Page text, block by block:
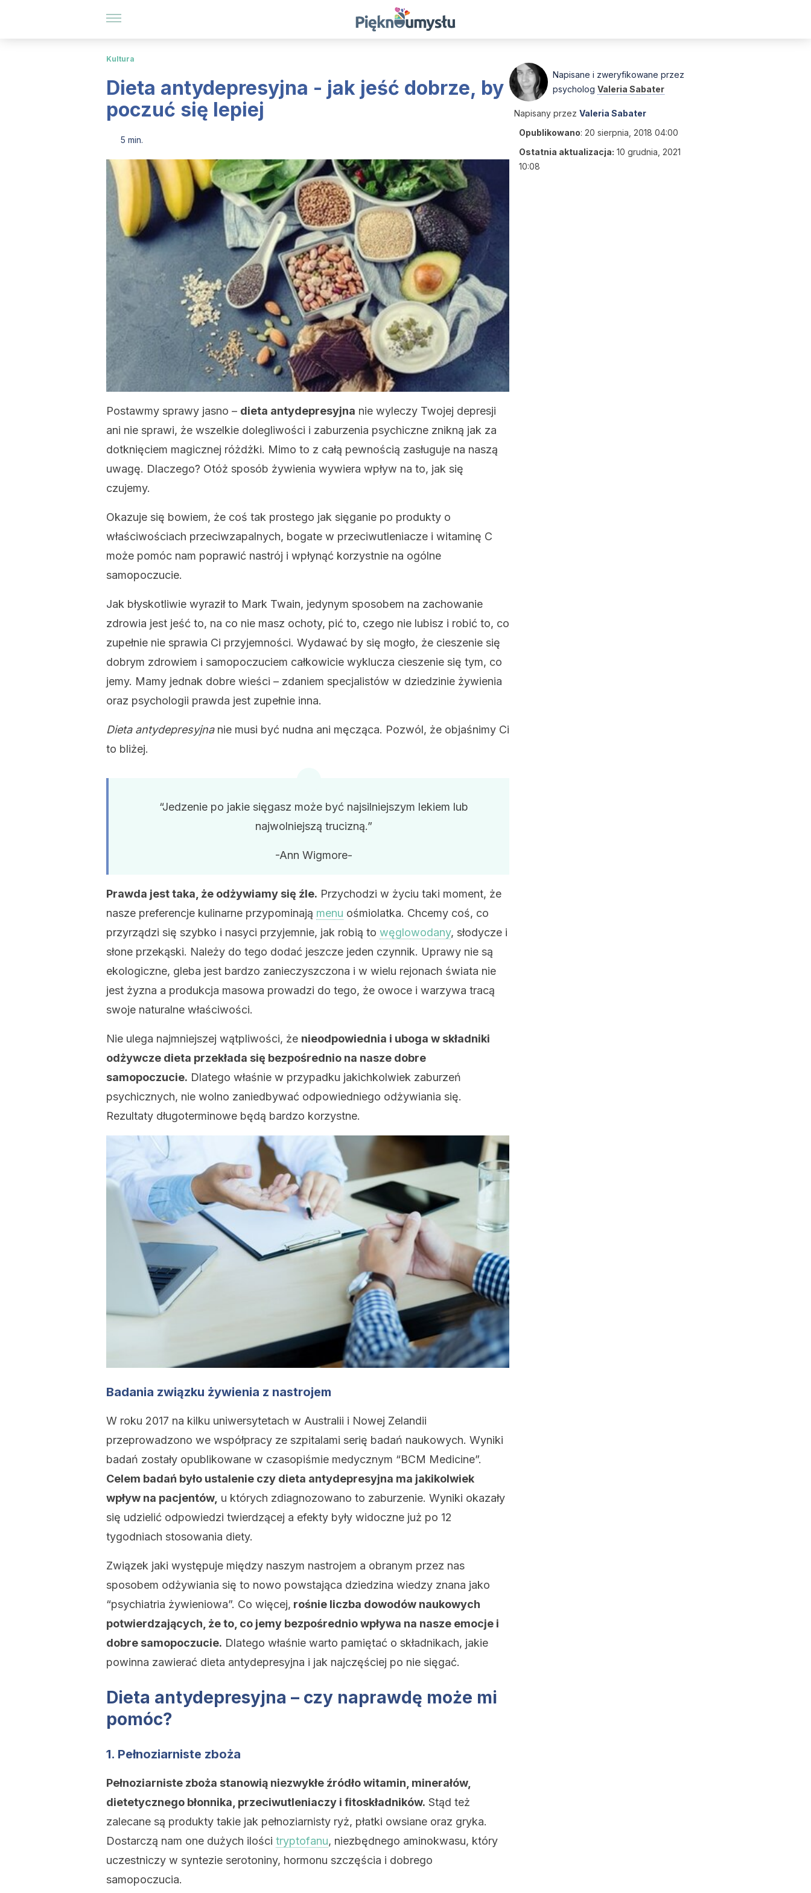
Kultura
Dieta antydepresyjna - jak jeść dobrze, by
poczuć się lepiej
5 min.
Postawmy sprawy jasno – dieta antydepresyjna nie wyleczy Twojej depresji
ani nie sprawi, że wszelkie dolegliwości i zaburzenia psychiczne znikną jak za
dotknięciem magicznej różdżki. Mimo to z całą pewnością zasługuje na naszą
uwagę. Dlaczego? Otóż sposób żywienia wywiera wpływ na to, jak się
czujemy.
Okazuje się bowiem, że coś tak prostego jak sięganie po produkty o
właściwościach przeciwzapalnych, bogate w przeciwutleniacze i witaminę C
może pomóc nam poprawić nastrój i wpłynąć korzystnie na ogólne
samopoczucie.
Jak błyskotliwie wyraził to Mark Twain, jedynym sposobem na zachowanie
zdrowia jest jeść to, na co nie masz ochoty, pić to, czego nie lubisz i robić to, co
zupełnie nie sprawia Ci przyjemności. Wydawać by się mogło, że cieszenie się
dobrym zdrowiem i samopoczuciem całkowicie wyklucza cieszenie się tym, co
jemy. Mamy jednak dobre wieści – zdaniem specjalistów w dziedzinie żywienia
oraz psychologii prawda jest zupełnie inna.
Dieta antydepresyjnanie musi być nudna ani męcząca. Pozwól, że objaśnimy Ci
to bliżej.
“Jedzenie po jakie sięgasz może być najsilniejszym lekiem lub
najwolniejszą trucizną.”
-Ann Wigmore-
Prawda jest taka, że odżywiamy się źle. Przychodzi w życiu taki moment, że
nasze preferencje kulinarne przypominają menu ośmiolatka. Chcemy coś, co
przyrządzi się szybko i nasyci przyjemnie, jak robią to węglowodany, słodycze i
słone przekąski. Należy do tego dodać jeszcze jeden czynnik. Uprawy nie są
ekologiczne, gleba jest bardzo zanieczyszczona i w wielu rejonach świata nie
jest żyzna a produkcja masowa prowadzi do tego, że owoce i warzywa tracą
swoje naturalne właściwości.
Nie ulega najmniejszej wątpliwości, że nieodpowiednia i uboga w składniki
odżywcze dieta przekłada się bezpośrednio na nasze dobre
samopoczucie. Dlatego właśnie w przypadku jakichkolwiek zaburzeń
psychicznych, nie wolno zaniedbywać odpowiedniego odżywiania się.
Rezultaty długoterminowe będą bardzo korzystne.
Badania związku żywienia z nastrojem
W roku 2017 na kilku uniwersytetach w Australii i Nowej Zelandii
przeprowadzono we współpracy ze szpitalami serię badań naukowych. Wyniki
badań zostały opublikowane w czasopiśmie medycznym “BCM Medicine”.
Celem badań było ustalenie czy dieta antydepresyjna ma jakikolwiek
wpływ na pacjentów, u których zdiagnozowano to zaburzenie. Wyniki okazały
się udzielić odpowiedzi twierdzącej a efekty były widoczne już po 12
tygodniach stosowania diety.
Związek jaki występuje między naszym nastrojem a obranym przez nas
sposobem odżywiania się to nowo powstająca dziedzina wiedzy znana jako
“psychiatria żywieniowa”. Co więcej, rośnie liczba dowodów naukowych
potwierdzających, że to, co jemy bezpośrednio wpływa na nasze emocje i
dobre samopoczucie. Dlatego właśnie warto pamiętać o składnikach, jakie
powinna zawierać dieta antydepresyjna i jak najczęściej po nie sięgać.
Dieta antydepresyjna – czy naprawdę może mi
pomóc?
1. Pełnoziarniste zboża
Pełnoziarniste zboża stanowią niezwykłe źródło witamin, minerałów,
dietetycznego błonnika, przeciwutleniaczy i fitoskładników. Stąd też
zalecane są produkty takie jak pełnoziarnisty ryż, płatki owsiane oraz gryka.
Dostarczą nam one dużych ilości tryptofanu, niezbędnego aminokwasu, który
uczestniczy w syntezie serotoniny, hormonu szczęścia i dobrego
samopoczucia.
Napisane i zweryfikowane przez
psycholog Valeria Sabater
Napisany przez Valeria Sabater
Opublikowano: 20 sierpnia, 2018 04:00
Ostatnia aktualizacja: 10 grudnia, 2021
10:08